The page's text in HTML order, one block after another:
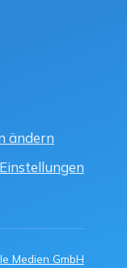
ändern
Medien GmbH